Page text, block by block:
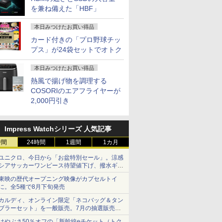
を兼ね備えた「HBF」
本日みつけたお買い得品
カード付きの「プロ野球チッ
プス」が24袋セットでオトク
本日みつけたお買い得品
熱風で揚げ物を調理する
COSORIのエアフライヤーが
2,000円引き
Impress Watchシリーズ 人気記事
24時間 1週間 1カ月
ニクロ、今日から「お盆特別セール」。涼感
アサッカーワンピース待望値下げ、撥水ギア
ョーツは1990円に
映の歴代オープニング映像がカプセルトイ
。全5種で8月下旬発売
ルディ、オンライン限定「ネコバッグ＆タン
ラーセット」を一般販売。7月の抽選販売の
選無効分